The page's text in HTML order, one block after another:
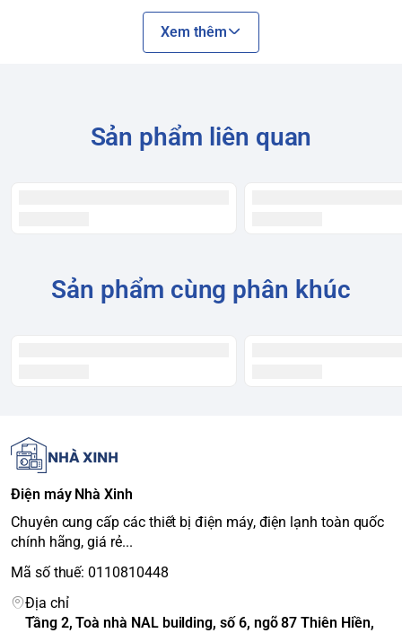
minh, chiếc tivi này sẽ mang đến cho bạn những giây phút
Thông số kỹ thuật chi tiết
Công nghệ hình ảnh:
Bộ xử lý X1™ 4K HDR
Hệ điều hành: Google TV
Wi-Fi
Bluetooth
Tìm kiếm bằng giọng nói
Chromecast built-in
AirPlay 2
Công nghệ hình ảnh
Google Tivi Sony KD-65X77L được trang bị bộ xử lý X1™ 4K
HDR mạnh mẽ, giúp nâng cấp mọi nội dung lên chuẩn 4K
Xem thêm
Sản phẩm liên quan
Sản phẩm cùng phân khúc
Điện máy Nhà Xinh
Chuyên cung cấp các thiết bị điện máy, điện lạnh toàn quốc
chính hãng, giá rẻ...
Mã số thuế: 0110810448
Địa chỉ
Tầng 2, Toà nhà NAL building, số 6, ngõ 87 Thiên Hiền,